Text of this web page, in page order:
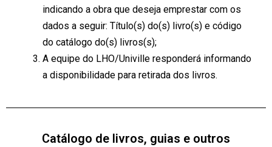
indicando a obra que deseja emprestar com os
dados a seguir: Título(s) do(s) livro(s) e código
do catálogo do(s) livros(s);
A equipe do LHO/Univille responderá informando
a disponibilidade para retirada dos livros.
Catálogo de livros, guias e outros